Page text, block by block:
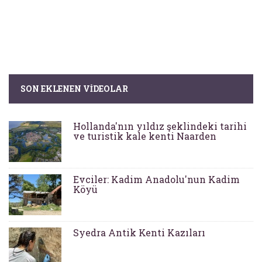
SON EKLENEN VIDEOLAR
Hollanda'nın yıldız şeklindeki tarihi
ve turistik kale kenti Naarden
Evciler: Kadim Anadolu'nun Kadim
Köyü
Syedra Antik Kenti Kazıları